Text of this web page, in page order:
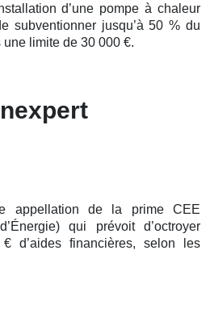
d’une pompe à chaleur
subventionner jusqu’à 50 % du
limite de 30 000 €.
appellation de la prime CEE
qui prévoit d’octroyer
d’aides financières, selon les